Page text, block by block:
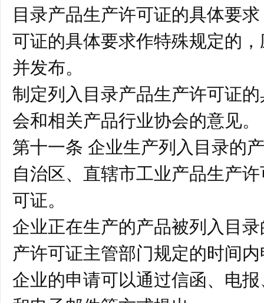
目录产品生产许可证的具体要
可证的具体要求作特殊规定的
并发布。
制定列入目录产品生产许可证
会和相关产品行业协会的意见。
第十一条 企业生产列入目录的
自治区、直辖市工业产品生产
可证。
企业正在生产的产品被列入目
产许可证主管部门规定的时间
企业的申请可以通过信函、电